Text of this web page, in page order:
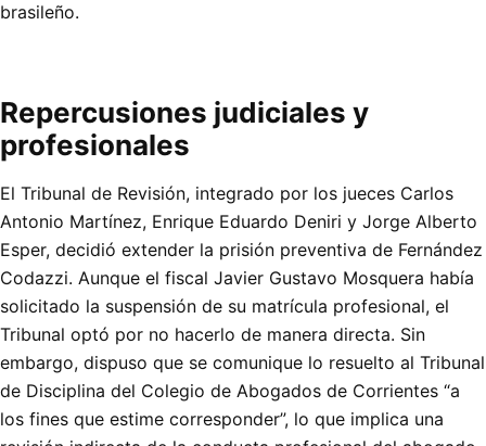
brasileño.
Repercusiones judiciales y
profesionales
El Tribunal de Revisión, integrado por los jueces Carlos
Antonio Martínez, Enrique Eduardo Deniri y Jorge Alberto
Esper, decidió extender la prisión preventiva de Fernández
Codazzi. Aunque el fiscal Javier Gustavo Mosquera había
solicitado la suspensión de su matrícula profesional, el
Tribunal optó por no hacerlo de manera directa. Sin
embargo, dispuso que se comunique lo resuelto al Tribunal
de Disciplina del Colegio de Abogados de Corrientes “a
los fines que estime corresponder”, lo que implica una